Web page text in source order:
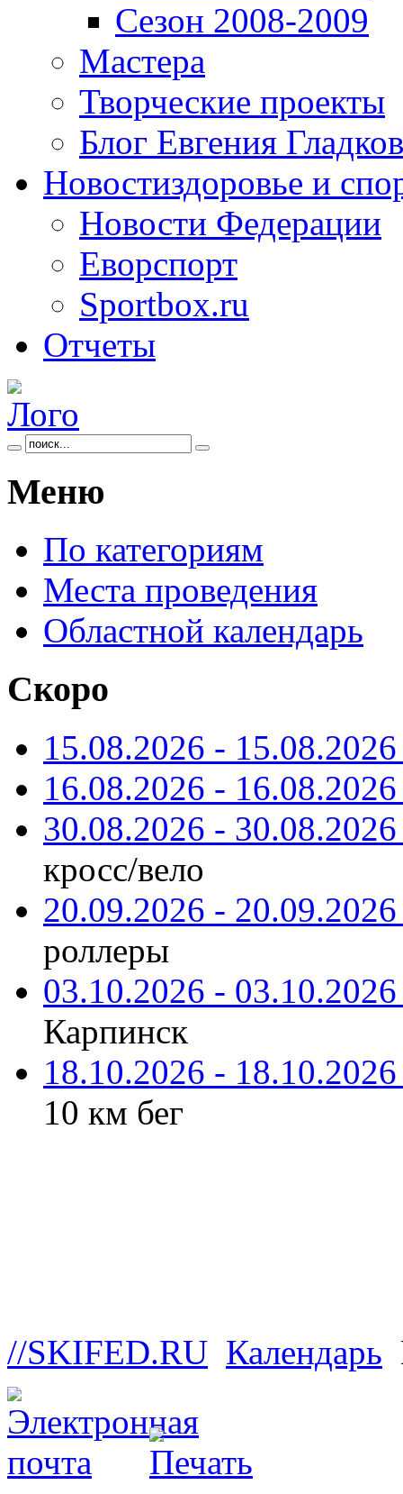
Сезон 2008-2009
Мастера
Творческие проекты
Блог Евгения
Новостиздоровье и
Новости Федерации
Еворспорт
Sportbox.ru
Отчеты
Меню
По категориям
Места проведения
Областной календарь
Скоро
15.08.2026 -
16.08.2026 -
30.08.2026 -
кросс/вело
20.09.2026 -
роллеры
03.10.2026 -
Карпинск
18.10.2026 -
10 км бег
//SKIFED.RU Календарь